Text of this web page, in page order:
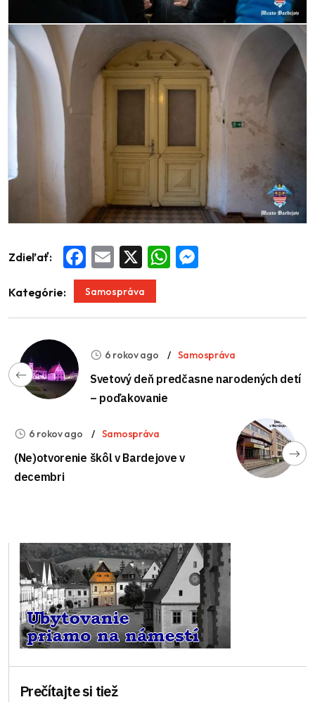
Zdieľať: Facebook
Email WhatsApp
Kategórie: Samospráva
6 rokov ago Samospráva
Svetový deň predčasne narodených detí
– poďakovanie
6 rokov ago Samospráva
(Ne)otvorenie škôl v Bardejove v
decembri
Prečítajte si tiež